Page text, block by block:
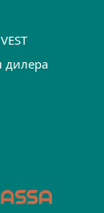
дилера